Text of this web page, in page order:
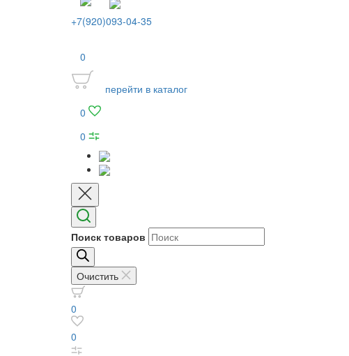
+7(920)093-04-35
0
перейти в каталог
0
0
Поиск товаров
Очистить
0
0